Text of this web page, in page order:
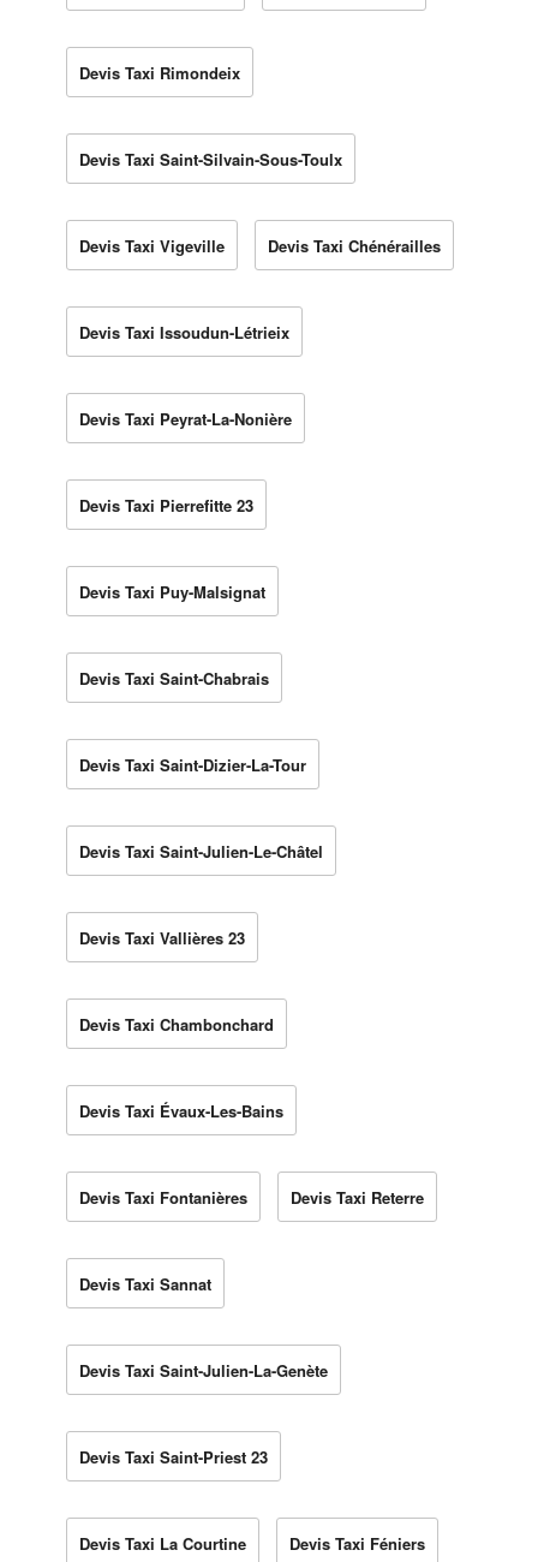
Devis Taxi Rimondeix
Devis Taxi Saint-Silvain-Sous-Toulx
Devis Taxi Vigeville Devis Taxi Chénérailles
Devis Taxi Issoudun-Létrieix
Devis Taxi Peyrat-La-Nonière
Devis Taxi Pierrefitte 23
Devis Taxi Puy-Malsignat
Devis Taxi Saint-Chabrais
Devis Taxi Saint-Dizier-La-Tour
Devis Taxi Saint-Julien-Le-Châtel
Devis Taxi Vallières 23
Devis Taxi Chambonchard
Devis Taxi Évaux-Les-Bains
Devis Taxi Fontanières Devis Taxi Reterre
Devis Taxi Sannat
Devis Taxi Saint-Julien-La-Genète
Devis Taxi Saint-Priest 23
Devis Taxi La Courtine Devis Taxi Féniers